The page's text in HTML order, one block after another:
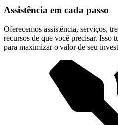
Assistência em cada passo
Oferecemos assistência, serviços,
recursos de que você precisar. Isso
para maximizar o valor de seu